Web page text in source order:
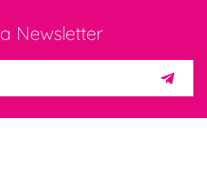
a Newsletter